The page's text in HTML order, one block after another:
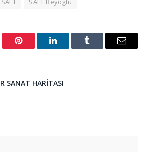
Pinterest LinkedInTumblr Email
SANAT HARITASI